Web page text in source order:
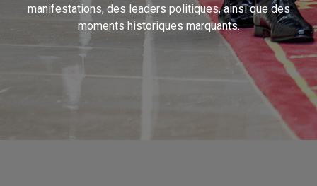
manifestations, des leaders politiques, ainsi que des
moments historiques marquants.